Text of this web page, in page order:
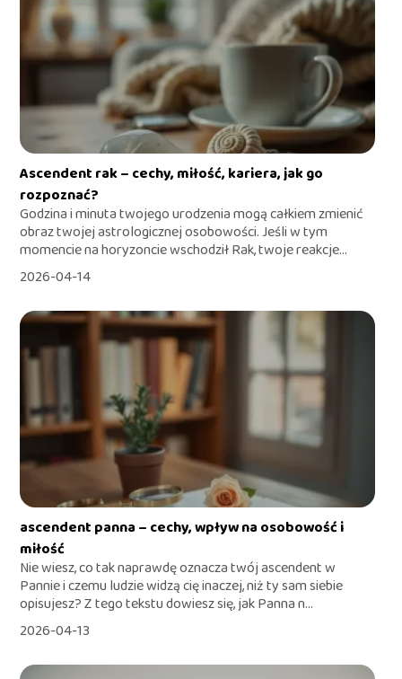
Ascendent rak – cechy, miłość, kariera, jak go
rozpoznać?
Godzina i minuta twojego urodzenia mogą całkiem zmienić
obraz twojej astrologicznej osobowości. Jeśli w tym
momencie na horyzoncie wschodził Rak, twoje reakcje...
2026-04-14
ascendent panna – cechy, wpływ na osobowość i
miłość
Nie wiesz, co tak naprawdę oznacza twój ascendent w
Pannie i czemu ludzie widzą cię inaczej, niż ty sam siebie
opisujesz? Z tego tekstu dowiesz się, jak Panna n...
2026-04-13